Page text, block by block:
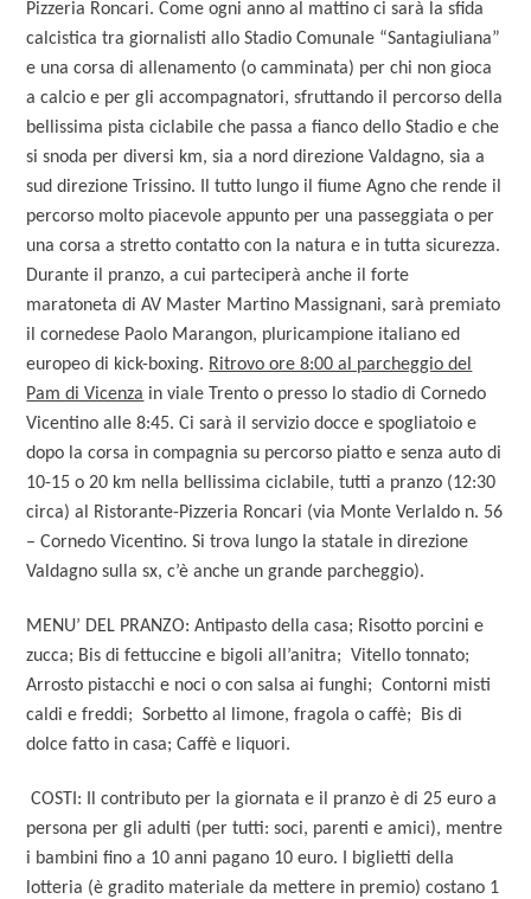
Pizzeria Roncari. Come ogni anno al mattino ci sarà la sfida
calcistica tra giornalisti allo Stadio Comunale “Santagiuliana”
e una corsa di allenamento (o camminata) per chi non gioca
a calcio e per gli accompagnatori, sfruttando il percorso della
bellissima pista ciclabile che passa a fianco dello Stadio e che
si snoda per diversi km, sia a nord direzione Valdagno, sia a
sud direzione Trissino. Il tutto lungo il fiume Agno che rende il
percorso molto piacevole appunto per una passeggiata o per
una corsa a stretto contatto con la natura e in tutta sicurezza.
Durante il pranzo, a cui parteciperà anche il forte
maratoneta di AV Master Martino Massignani, sarà premiato
il cornedese Paolo Marangon, pluricampione italiano ed
europeo di kick-boxing. Ritrovo ore 8:00 al parcheggio del
Pam di Vicenza in viale Trento o presso lo stadio di Cornedo
Vicentino alle 8:45. Ci sarà il servizio docce e spogliatoio e
dopo la corsa in compagnia su percorso piatto e senza auto di
10-15 o 20 km nella bellissima ciclabile, tutti a pranzo (12:30
circa) al Ristorante-Pizzeria Roncari (via Monte Verlaldo n. 56
– Cornedo Vicentino. Si trova lungo la statale in direzione
Valdagno sulla sx, c’è anche un grande parcheggio).
MENU’ DEL PRANZO: Antipasto della casa; Risotto porcini e
zucca; Bis di fettuccine e bigoli all’anitra; Vitello tonnato;
Arrosto pistacchi e noci o con salsa ai funghi; Contorni misti
caldi e freddi; Sorbetto al limone, fragola o caffè; Bis di
dolce fatto in casa; Caffè e liquori.
COSTI: Il contributo per la giornata e il pranzo è di 25 euro a
persona per gli adulti (per tutti: soci, parenti e amici), mentre
i bambini fino a 10 anni pagano 10 euro. I biglietti della
lotteria (è gradito materiale da mettere in premio) costano 1